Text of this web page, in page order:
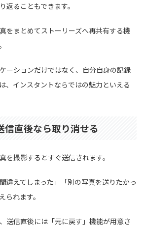
返ることもできます。
をまとめてストーリーズへ再共有する機
ーションだけではなく、自分自身の記録
、インスタントならではの魅力といえる
信直後なら取り消せる
を撮影するとすぐ送信されます。
違えてしまった」「別の写真を送りたかっ
られます。
送信直後には「元に戻す」機能が用意さ